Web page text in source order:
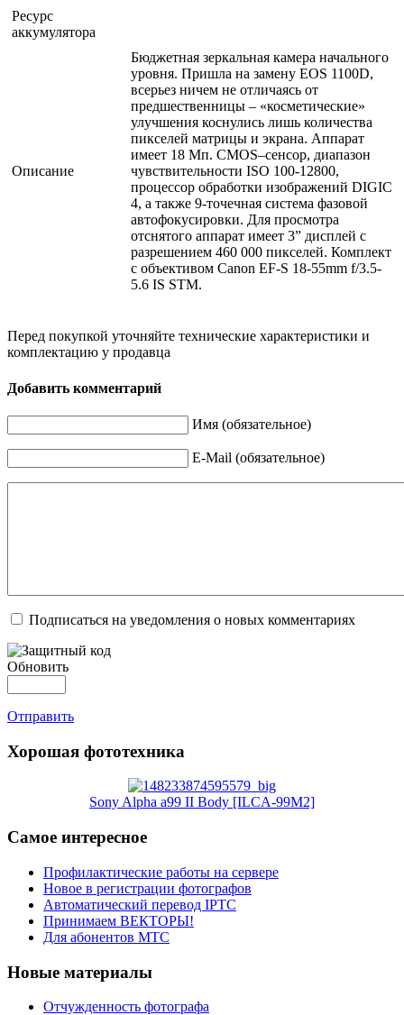
Ресурс
аккумулятора
Описание
Бюджетная зеркальная камера начального
уровня. Пришла на замену EOS 1100D,
всерьез ничем не отличаясь от
предшественницы – «косметические»
улучшения коснулись лишь количества
пикселей матрицы и экрана. Аппарат
имеет 18 Мп. CMOS–сенсор, диапазон
чувствительности ISO 100-12800,
процессор обработки изображений DIGIC
4, а также 9-точечная система фазовой
автофокусировки. Для просмотра
отснятого аппарат имеет 3” дисплей с
разрешением 460 000 пикселей. Комплект
с объективом Canon EF-S 18-55mm f/3.5-
5.6 IS STM.
Перед покупкой уточняйте технические характеристики и
комплектацию у продавца
Добавить комментарий
Имя (обязательное)
E-Mail (обязательное)
Подписаться на уведомления о новых комментариях
Обновить
Отправить
Хорошая фототехника
Sony Alpha a99 II Body [ILCA-99M2]
Самое интересное
Профилактические работы на сервере
Новое в регистрации фотографов
Автоматический перевод IPTC
Принимаем ВЕКТОРЫ!
Для абонентов МТС
Новые материалы
Отчужденность фотографа